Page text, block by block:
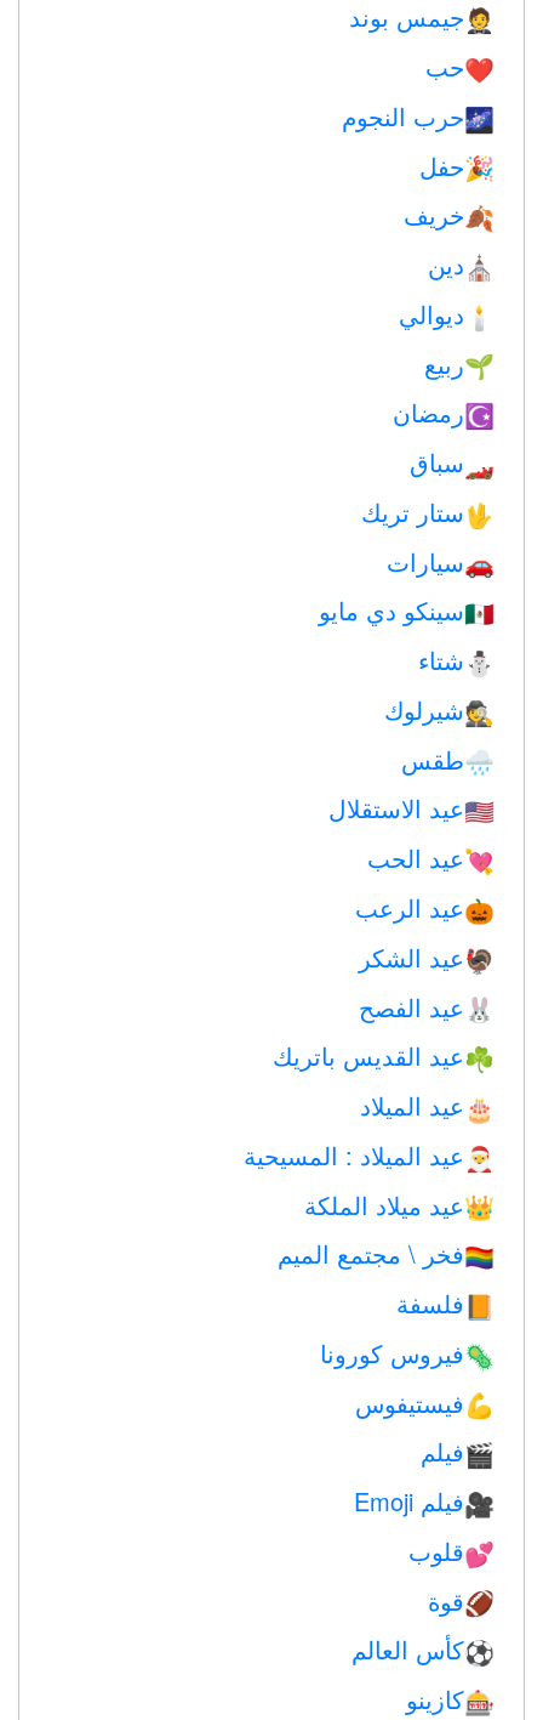
🤵 جيمس بوند
❤️️حب
🌌حرب النجوم
🎉حفل
🍂خريف
⛪️ دين
🕯 ديوالي
🌱ربيع
☪️رمضان
🏎 سباق
🖖ستار تريك
🚗سيارات
🇲🇽سينكو دي مايو
⛄ شتاء
🕵️شيرلوك
🌧طقس
🇺🇸عيد الاستقلال
💘عيد الحب
🎃عيد الرعب
🦃عيد الشكر
🐰 عيد الفصح
☘️عيد القديس باتريك
🎂 عيد الميلاد
🎅 عيد الميلاد : المسيحية
👑عيد ميلاد الملكة
🏳️‍🌈فخر \ مجتمع الميم
📙 فلسفة
🦠فيروس كورونا
💪 فيستيفوس
🎬فيلم
🎥فيلم Emoji
💕قلوب
🏈قوة
⚽كأس العالم
🎰كازينو